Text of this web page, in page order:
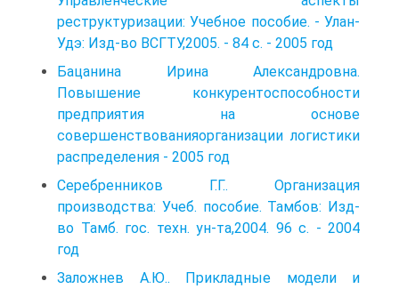
реструктуризации: Учебное пособие. - Улан-
Удэ: Изд-во ВСГТУ,2005. - 84 с. - 2005 год
Бацанина Ирина Александровна.
Повышение конкурентоспособности
предприятия на основе
совершенствованияорганизации логистики
распределения - 2005 год
Серебренников Г.Г.. Организация
производства: Учеб. пособие. Тамбов: Изд-
во Тамб. гос. техн. ун-та,2004. 96 с. - 2004
год
Заложнев А.Ю.. Прикладные модели и